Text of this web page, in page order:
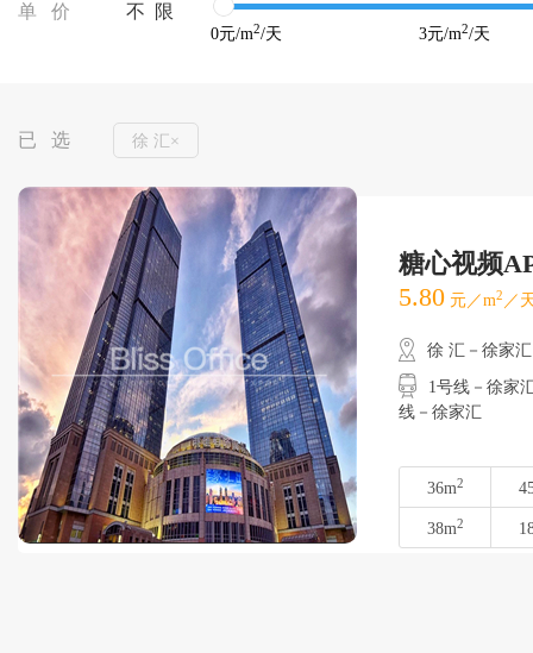
单 价 不 限
0元/m2/天 3元/m2/天
已 选 徐 汇×
糖心视频
5.80 元／m2 ／
徐 汇－徐家汇
1号线－徐家汇
线－徐家汇
36m2
38m2